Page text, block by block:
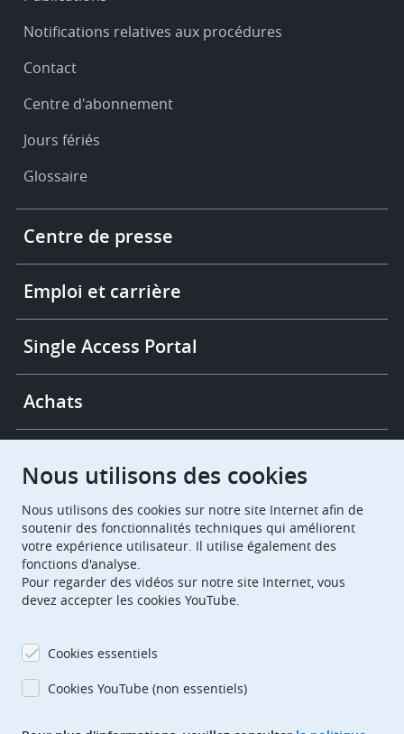
Notifications relatives aux procédures
Contact
Centre d'abonnement
Jours fériés
Glossaire
More
links
Centre de presse
Emploi et carrière
Single Access Portal
Achats
European Patent Office EPO Jobs
EuropeanPatentOffice
EPOorg EPOjobs
Nous utilisons des cookies
Nous utilisons des cookies sur notre site Internet afin de
soutenir des fonctionnalités techniques qui améliorent
votre expérience utilisateur. Il utilise également des
fonctions d'analyse.
Pour regarder des vidéos sur notre site Internet, vous
devez accepter les cookies YouTube.
Cookies essentiels
Cookies YouTube (non essentiels)